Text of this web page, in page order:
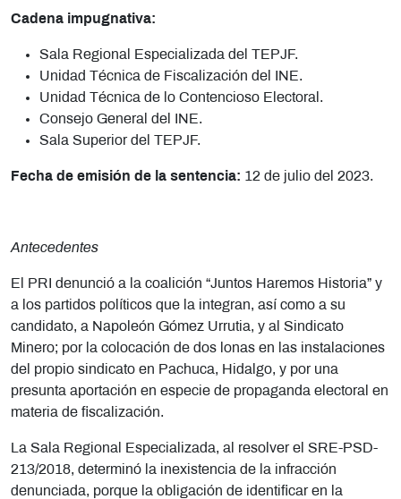
Cadena impugnativa:
Sala Regional Especializada del TEPJF.
Unidad Técnica de Fiscalización del INE.
Unidad Técnica de lo Contencioso Electoral.
Consejo General del INE.
Sala Superior del TEPJF.
Fecha de emisión de la sentencia: 12 de julio del 2023.
Antecedentes
El PRI denunció a la coalición “Juntos Haremos Historia” y
a los partidos políticos que la integran, así como a su
candidato, a Napoleón Gómez Urrutia, y al Sindicato
Minero; por la colocación de dos lonas en las instalaciones
del propio sindicato en Pachuca, Hidalgo, y por una
presunta aportación en especie de propaganda electoral en
materia de fiscalización.
La Sala Regional Especializada, al resolver el SRE-PSD-
213/2018, determinó la inexistencia de la infracción
denunciada, porque la obligación de identificar en la